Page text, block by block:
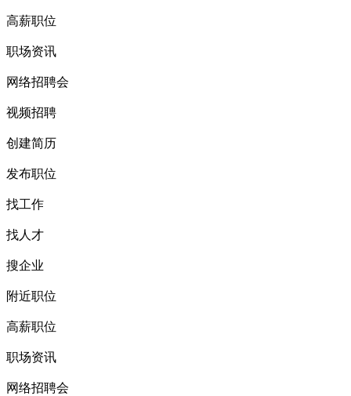
高薪职位
职场资讯
网络招聘会
视频招聘
创建简历
发布职位
找工作
找人才
搜企业
附近职位
高薪职位
职场资讯
网络招聘会